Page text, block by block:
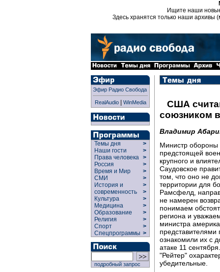
Ищите наши
Здесь хранятся только наши архивы
Эфир Радио Свобода
RealAudio| WinMedia
Темы дня
>
Наши гости
>
Права человека >
Россия
>
Время и Мир
>
СМИ
>
История и
современность
>
>
Культура
>
Медицина
>
Образование
>
Религия
>
Спорт
>
Спецпрограммы >
подробный запрос
США
союзником
Владимир
Министр
предстоящей
крупного и
Саудовское
том, что оно не
территории для
Рамсфелд,
не намерен
понимаем
региона и
министра
представителями
ознакомили их с
атаке 11
"Рейтер"
убедительные.